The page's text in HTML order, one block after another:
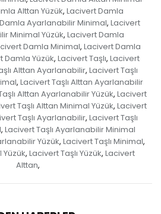
Alttan Yüzük, Lacivert Damla
Ayarlanabilir Minimal, Lacivert
Minimal Yüzük, Lacivert Damla
Damla Minimal, Lacivert Damla
Damla Yüzük, Lacivert Taşlı, Lacivert
Alttan Ayarlanabilir, Lacivert Taşlı
, Lacivert Taşlı Alttan Ayarlanabilir
Alttan Ayarlanabilir Yüzük, Lacivert
Taşlı Alttan Minimal Yüzük, Lacivert
Taşlı Ayarlanabilir, Lacivert Taşlı
, Lacivert Taşlı Ayarlanabilir Minimal
Yüzük, Lacivert Taşlı Minimal,
Yüzük, Lacivert Taşlı Yüzük, Lacivert
Alttan,